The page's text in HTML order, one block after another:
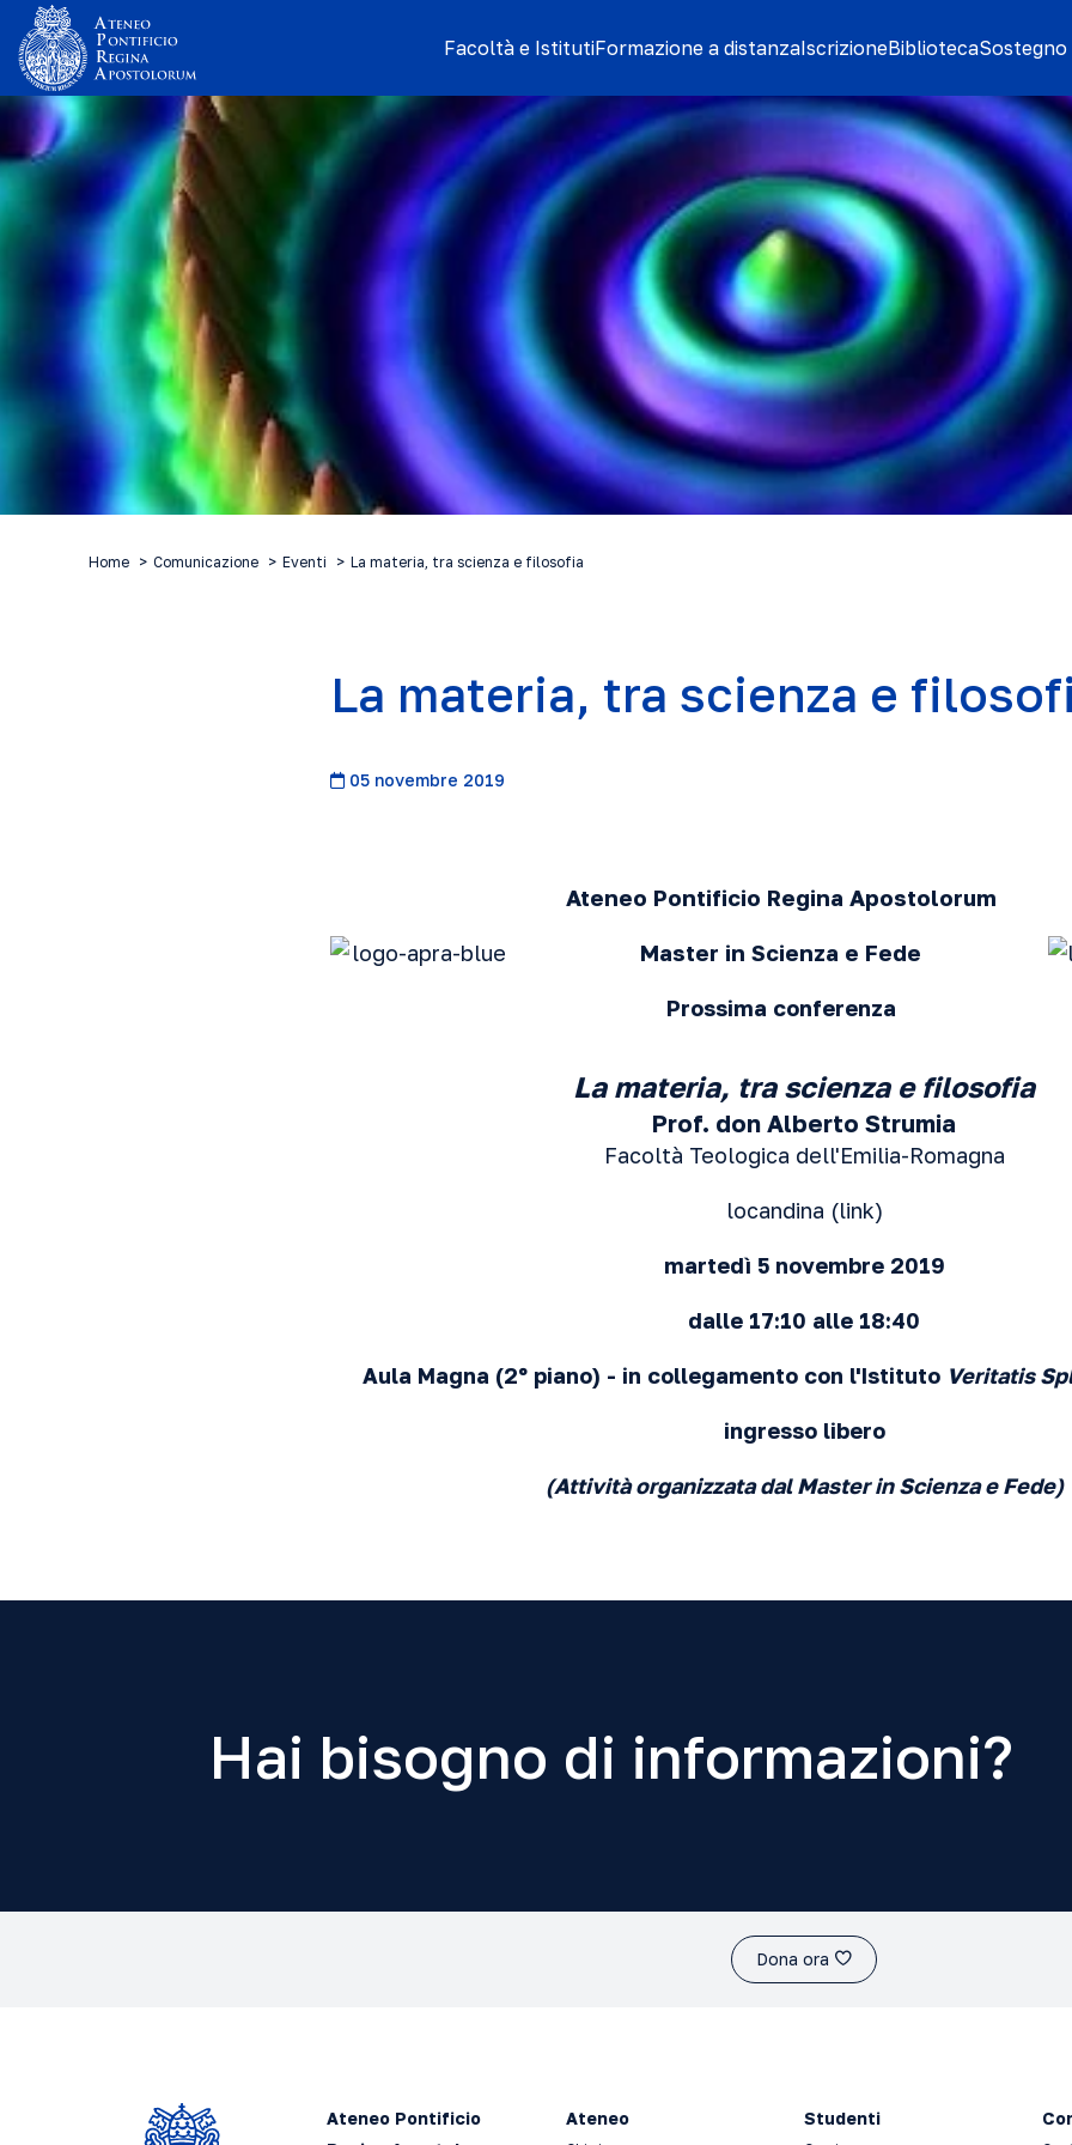
Facoltà e IstitutiFormazione a distanzaIscrizioneBiblioteca
Home Comunicazione Eventi La materia, tra scienza e filosofia
La materia, tra scienza e
05 novembre 2019
Ateneo Pontificio Regina Apostolorum
Master in Scienza e Fede
Prossima conferenza
La materia, tra scienza e filosofia
Prof. don Alberto Strumia
Facoltà Teologica dell'Emilia-Romagna
locandina (link)
martedì 5 novembre 2019
dalle 17:10 alle 18:40
Aula Magna (2º piano) - in collegamento con l'Istituto Veritatis
ingresso libero
(Attività organizzata dal Master in Scienza e Fede)
Hai bisogno di informazioni?
Dona ora
Ateneo Pontificio
Ateneo Studenti